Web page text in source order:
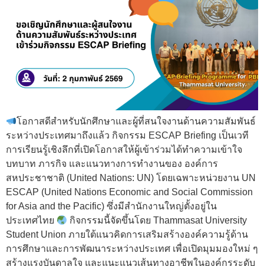
โอกาสดีสำหรับนักศึกษาและผู้ที่สนใจงานด้านความสัมพันธ์
ระหว่างประเทศมาถึงแล้ว กิจกรรม ESCAP Briefing เป็นเวที
การเรียนรู้เชิงลึกที่เปิดโอกาสให้ผู้เข้าร่วมได้ทำความเข้าใจ
บทบาท ภารกิจ และแนวทางการทำงานของ องค์การ
สหประชาชาติ (United Nations: UN) โดยเฉพาะหน่วยงาน UN
ESCAP (United Nations Economic and Social Commission
for Asia and the Pacific) ซึ่งมีสำนักงานใหญ่ตั้งอยู่ใน
ประเทศไทย
กิจกรรมนี้จัดขึ้นโดย Thammasat University
Student Union ภายใต้แนวคิดการเสริมสร้างองค์ความรู้ด้าน
การศึกษาและการพัฒนาระหว่างประเทศ เพื่อเปิดมุมมองใหม่ ๆ
สร้างแรงบันดาลใจ และแนะแนวเส้นทางอาชีพในองค์กรระดับ